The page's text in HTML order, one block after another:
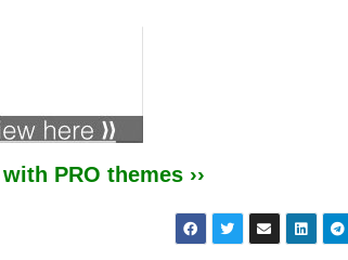
PRO themes ››